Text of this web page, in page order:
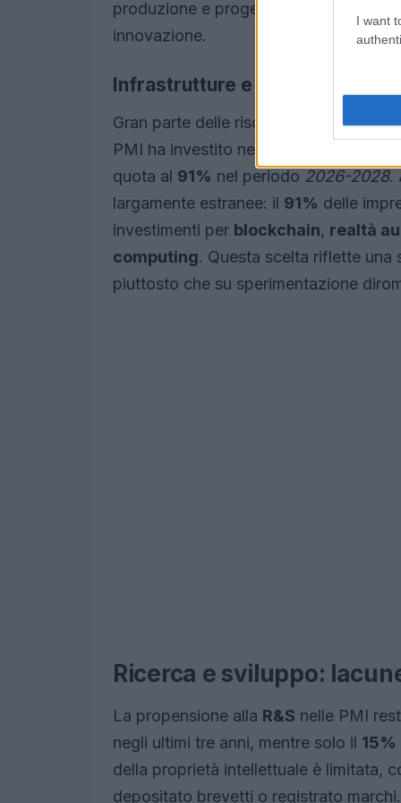
I want
produzione e progettazione; in ritardo
innovazione.
Infrastrutture e tecnologie
Gran parte delle risorse recenti è
PMI ha investito nel
quota al 91% nel periodo 2026-2028.
largamente estranee: il 91% delle
investimenti per blockchain, realtà
computing. Questa scelta riflette
piuttosto che su sperimentazione
Ricerca e sviluppo:
La propensione alla R&S nelle PMI
negli ultimi tre anni, mentre solo il 15%
della proprietà intellettuale è limitata,
depositato brevetti o registrato